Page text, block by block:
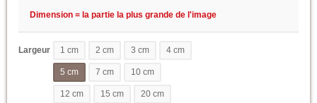
Dimension = la partie la plus grande de l'image
Largeur 1 cm 2 cm 3 cm 4 cm
5 cm 7 cm 10 cm
12 cm 15 cm 20 cm